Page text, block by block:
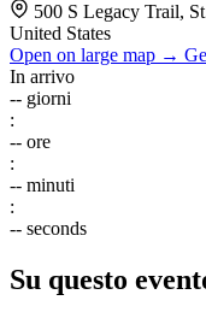
500 S Legacy Trail,
United States
Open on large map →
In arrivo
-- giorni
:
-- ore
:
-- minuti
:
-- seconds
Su questo